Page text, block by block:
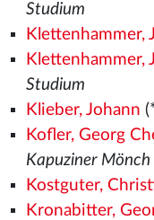
Studium
Klettenhammer,
Klettenhammer,
Studium
Klieber, Johann
Kofler, Georg
Kapuziner Mönch
Kostguter,
Kronabitter,